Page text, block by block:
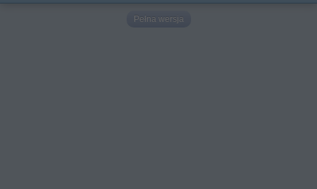
Pełna wersja